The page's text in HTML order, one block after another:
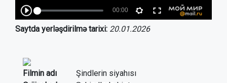
Saytda yerləşdirilmə tarixi: 20.01.2026
Filmin adı
Şindlerin siyahısı